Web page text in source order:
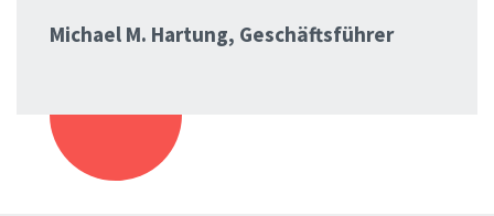
Michael M. Hartung, Geschäftsführer